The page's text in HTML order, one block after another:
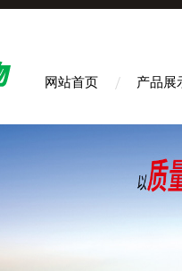
网站首页 产品展